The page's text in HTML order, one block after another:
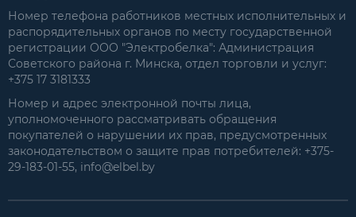
Номер телефона работников местных исполнительных и
распорядительных органов по месту государственной
регистрации ООО "Электробелка": Администрация
Советского района г. Минска, отдел торговли и услуг:
+375 17 3181333
Номер и адрес электронной почты лица,
уполномоченного рассматривать обращения
покупателей о нарушении их прав, предусмотренных
законодательством о защите прав потребителей: +375-
29-183-01-55, info@elbel.by